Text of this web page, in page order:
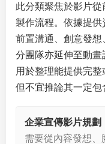
此分類聚焦於影片
製作流程。依據提供
前置溝通、創意發
分團隊亦延伸至動
用於整理能提供完整
但不宜推論其一定包
企業宣傳影片規劃
需要從內容發想、